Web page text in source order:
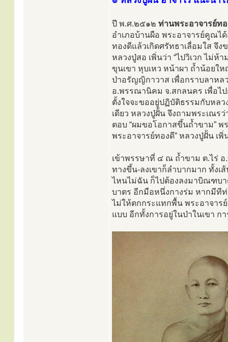
ปี พ.ศ.๒๕๑๒ ท่านพระอาจารย์ท
อำเภอบ้านผือ พระอาจารย์คูณไ
ทองดีแล้วเกิดศรัทธาเลื่อมใส จึง
หลวงปู่สอ เพิ่นว่า “ไปวิเวก ไม่ห้
ขุนเขา หุบเหว หน้าผา ถ้ำน้อยใ
ป่าอรัญญิกาวาส เพื่อกราบลาหล
อ.พรรณานิคม จ.สกลนคร เพื่อไ
ตั้งใจจะขออยู่ปฏิบัติธรรมกับหล
เดียว หลวงปู่ฝั้น จึงถามพระเณร
ตอบ “ผมขอโอกาสขึ้นถ้ำขาม” พ
พระอาจารย์ทองดี” หลวงปู่ฝั้น เพิ่
เข้าพรรษาที่ ๔ ณ ถ้ำขาม ต.ไร่
ทางขึ้น-ลงเขาก็ลำบากมาก ทั้งเ
ไหนไม่ฉัน ก็ไปต้องลงมาบิณฑบ
บาตร อีกมือหนึ่งกางร่ม หากมีที
ไม่ให้ตกกระแทกพื้น พระอาจา
แบบ อีกทั้งการอยู่ในป่าในเขา ก